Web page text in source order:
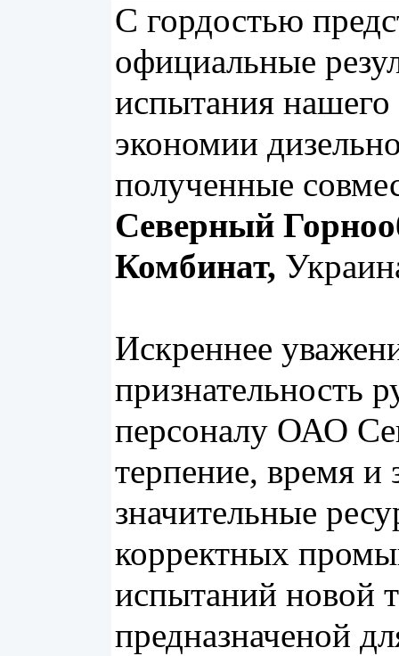
С гордостью
официальные
испытания нашего
экономии
полученные
Северный
Комбинат,
Искреннее
признательность
персоналу ОАО
терпение, время и
значительные
корректных
испытаний новой
предназначеной